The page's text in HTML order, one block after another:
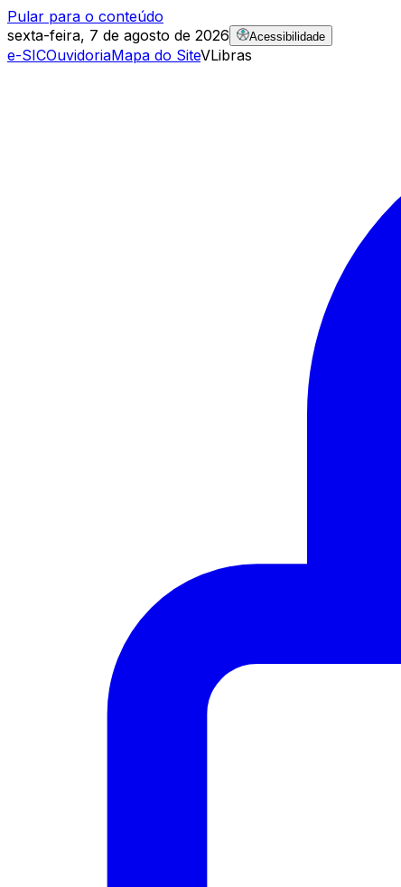
Pular para o conteúdo
sexta-feira, 7 de agosto de 2026
Acessibilidade
e-SICOuvidoriaMapa do SiteVLibras